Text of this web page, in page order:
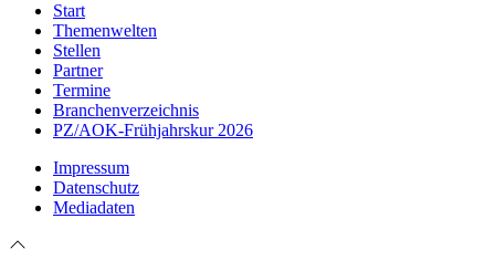
Start
Themenwelten
Stellen
Partner
Termine
Branchenverzeichnis
PZ/AOK-Frühjahrskur 2026
Impressum
Datenschutz
Mediadaten